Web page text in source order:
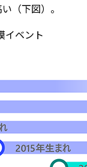
（下図）。
ベント